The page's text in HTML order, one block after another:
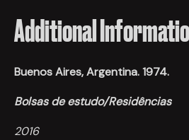
Additional
Buenos Aires, Argentina. 1974.
Bolsas de estudo/Residências
2016